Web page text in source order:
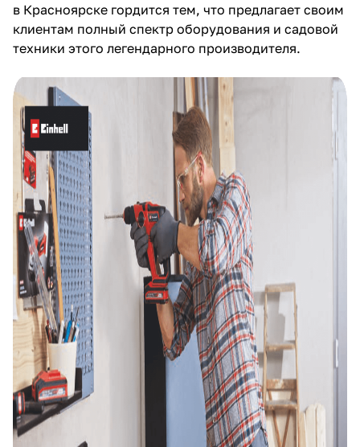
в Красноярске гордится тем, что предлагает своим
клиентам полный спектр оборудования и садовой
техники этого легендарного производителя.
25
недели
раз в 2 недели
Остались вопросы?
8 800 302-02-51
plait.ru